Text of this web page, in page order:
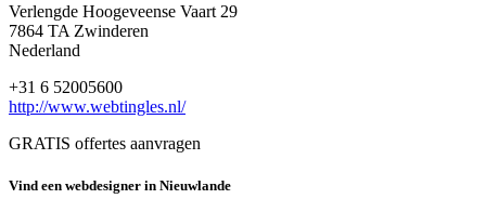
Verlengde Hoogeveense Vaart 29
7864 TA Zwinderen
Nederland
+31 6 52005600
http://www.webtingles.nl/
GRATIS offertes aanvragen
Vind een webdesigner in Nieuwlande